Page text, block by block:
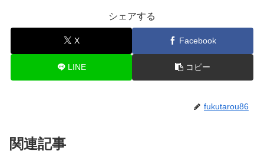
シェアする
X Facebook
LINE コピー
fukutarou86
関連記事